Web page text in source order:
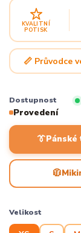
KVALITNÍ
POTISK
📏 Průvodce
Dostupnost
Provedení
👔
🧥
Velikost